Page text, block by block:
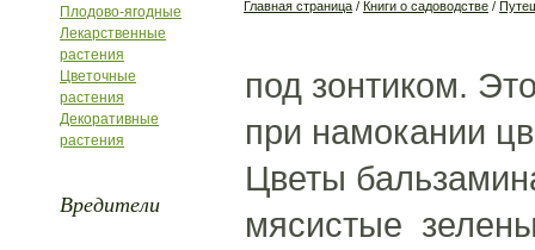
Плодово-ягодные
Лекарственные
растения
Цветочные
растения
Декоративные
растения
Вредители
Главная страница / Книги о садоводстве /
под зонтиком.
при намокании
Цветы
мясистые